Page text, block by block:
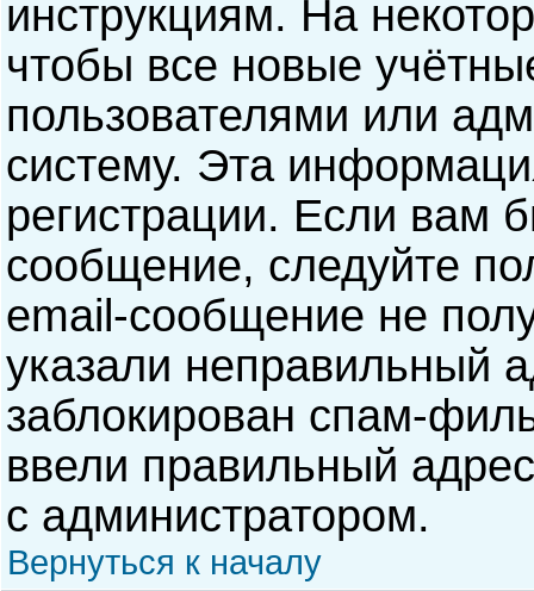
инструкциям. На
чтобы все новые
пользователями или
систему. Эта
регистрации. Если вам
сообщение, следуйте
email-сообщение не
указали неправильный
заблокирован спам-
ввели правильный
с администратором.
Вернуться к началу